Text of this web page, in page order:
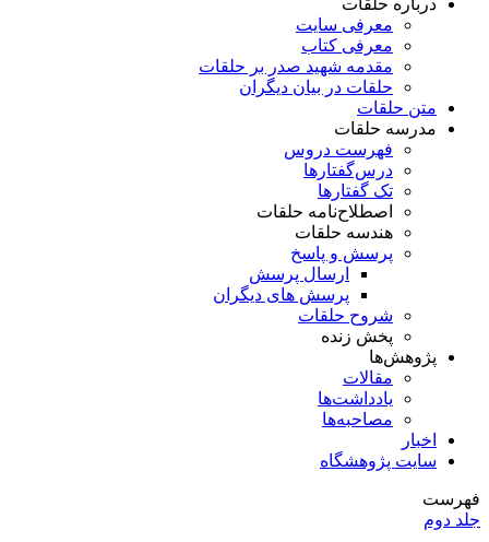
درباره حلقات
معرفی سایت
معرفی کتاب
مقدمه شهید صدر بر حلقات
حلقات در بیان دیگران
متن حلقات
مدرسه حلقات
فهرست دروس
درس‌گفتار‌ها
تک گفتارها
اصطلاح‌نامه حلقات
هندسه حلقات
پرسش و پاسخ
ارسال پرسش
پرسش های دیگران
شروح حلقات
پخش زنده
پژوهش‌ها
مقالات
یادداشت‌ها
مصاحبه‌ها
اخبار
سایت پژوهشگاه
فهرست
جلد دوم